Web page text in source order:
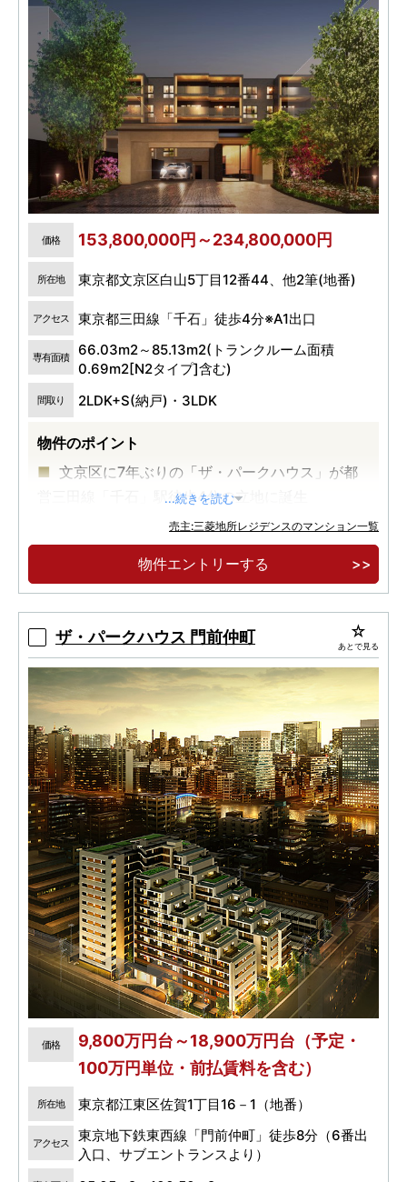
価格 153,800,000円～234,800,000円
所在地 東京都文京区白山5丁目12番44、他2筆(地番)
アクセス 東京都三田線「千石」徒歩4分※A1出口
専有面積
66.03m2～85.13m2(トランクルーム面積
0.69m2[N2タイプ]含む)
間取り 2LDK+S(納戸)・3LDK
物件のポイント
文京区に7年ぶりの「ザ・パークハウス」が都
営三田線「千石」駅徒歩4分の立地に誕生
45m2台から98m2台の多彩な間取りをご用
意。内廊下設計・全戸分ストレージスペースをご
語り紡ぐ新たな住まいを
...続きを読む
売主:三菱地所レジデンスのマンション一覧
物件エントリーする
ザ・パークハウス 門前仲町 あとで見る
価格
9,800万円台～18,900万円台（予定・
100万円単位・前払賃料を含む）
所在地 東京都江東区佐賀1丁目16－1（地番）
アクセス
東京地下鉄東西線「門前仲町」徒歩8分（6番出
入口、サブエントランスより）